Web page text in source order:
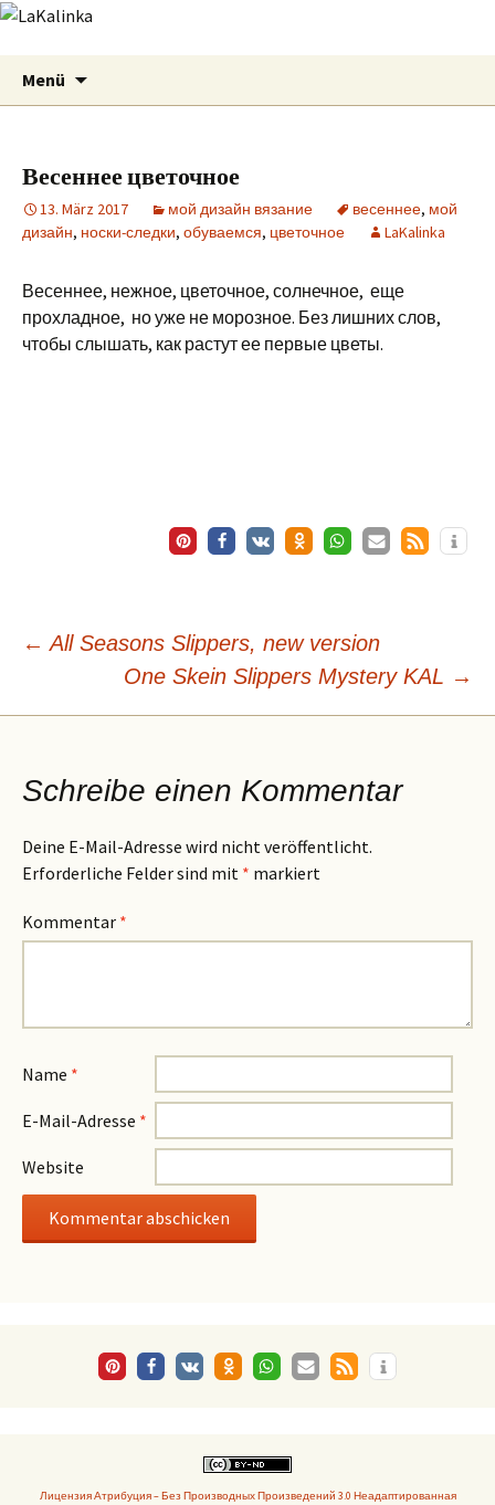
LaKalinka
Menü
Весеннее цветочное
13. März 2017 мой дизайн вязание весеннее, мой
дизайн, носки-следки, обуваемся, цветочное LaKalinka
Весеннее, нежное, цветочное, солнечное, еще
прохладное, но уже не морозное. Без лишних слов,
чтобы слышать, как растут ее первые цветы.
Beitragsnavigation
← All Seasons Slippers, new version
One Skein Slippers Mystery KAL →
Schreibe einen Kommentar
Deine E-Mail-Adresse wird nicht veröffentlicht.
Erforderliche Felder sind mit * markiert
Kommentar *
Name *
E-Mail-Adresse *
Website
Лицензия Атрибуция – Без Производных Произведений 3.0 Неадаптированная